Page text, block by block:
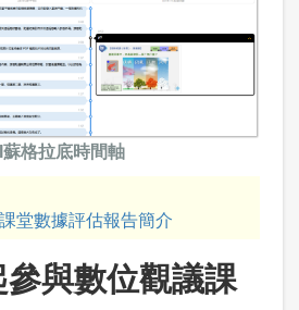
格拉底時間軸
堂數據評估報告簡介
參與數位觀議課